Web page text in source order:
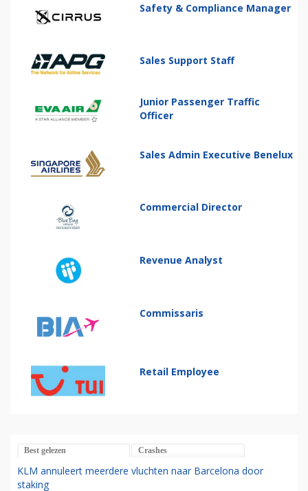
Safety & Compliance Manager
Sales Support Staff
Junior Passenger Traffic
Officer
Sales Admin Executive Benelux
Commercial Director
Revenue Analyst
Commissaris
Retail Employee
Best gelezen Crashes
KLM annuleert meerdere vluchten naar Barcelona door
staking